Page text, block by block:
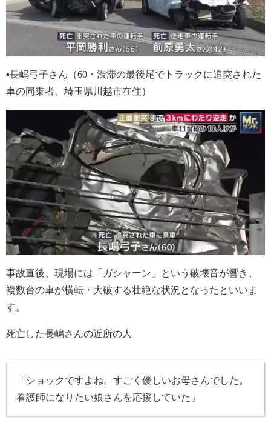
▪長嶋弓子さん（60・渋滞の最後尾でトラックに追突された
車の同乗者、埼玉県川越市在住）
事故直後、現場には「ガシャーン」という破壊音が響き、
複数台の車が横転・大破する壮絶な状況となったといいま
す。
死亡した長嶋さんの近所の人
「ショックですよね。すごく優しいお母さんでした。
看護師になりたい娘さんを応援していた」